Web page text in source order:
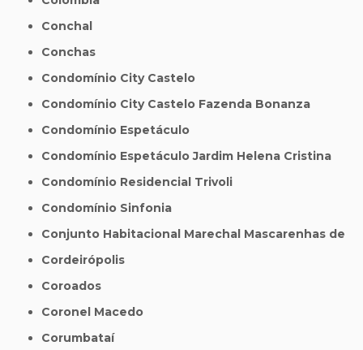
Conchal
Conchas
Condomínio City Castelo
Condomínio City Castelo Fazenda Bonanza
Condomínio Espetáculo
Condomínio Espetáculo Jardim Helena Cristina
Condomínio Residencial Trivoli
Condomínio Sinfonia
Conjunto Habitacional Marechal Mascarenhas de
Cordeirópolis
Coroados
Coronel Macedo
Corumbataí